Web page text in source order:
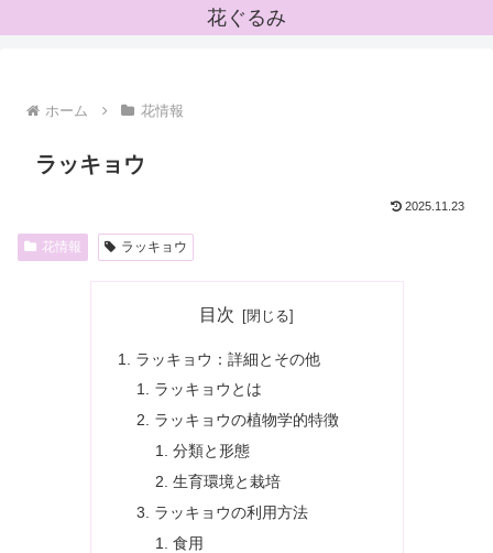
花ぐるみ
ホーム 花情報
ラッキョウ
2025.11.23
花情報 ラッキョウ
目次
ラッキョウ：詳細とその他
ラッキョウとは
ラッキョウの植物学的特徴
分類と形態
生育環境と栽培
ラッキョウの利用方法
食用